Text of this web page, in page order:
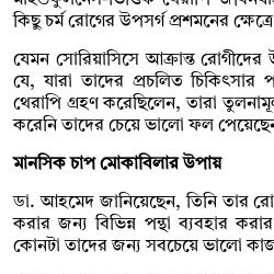
কিছু চর্ম রোগের উপসর্গ প্রশমনের
যেমন সোরিয়াসিসে আক্রান্ত
যে, যারা তাদের প্রচলিত চিকিৎসার
থেরাপি গ্রহণ করেছিলেন, তারা
করেনি তাদের চেয়ে ভালো ফল
মানসিক চাপ মোকাবিলার উপায়
ডা. আহমেদ জানিয়েছেন, তিনি তার
করার জন্য বিভিন্ন পন্থা ব্যবহার
কোনটা তাদের জন্য সবচেয়ে ভালো